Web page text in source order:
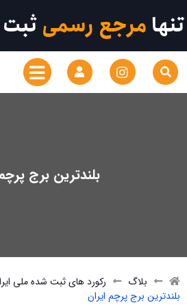
تنهامرجع رسمیثبت
بلندترین برج
بلاگ
رکورد های ثبت شده ملی
بلندترین برج پرچم ایران